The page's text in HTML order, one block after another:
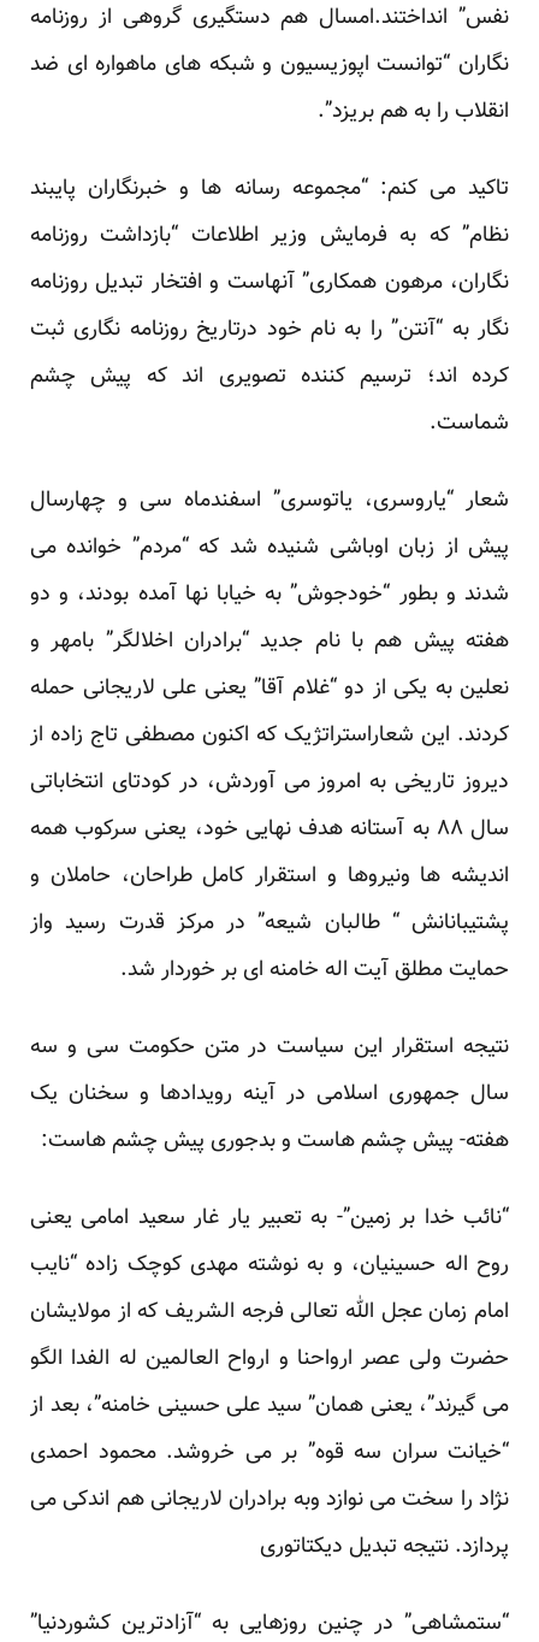
نفس” انداختند.امسال هم دستگیری گروهی از روزنامه
نگاران “توانست اپوزیسیون و شبکه های ماهواره ای ضد
انقلاب را به هم بریزد”.
تاکید می کنم: “مجموعه رسانه ها و خبرنگاران پایبند
نظام” که به فرمایش وزیر اطلاعات “بازداشت روزنامه
نگاران، مرهون همکاری” آنهاست و افتخار تبدیل روزنامه
نگار به “آنتن” را به نام خود درتاریخ روزنامه نگاری ثبت
کرده اند؛ ترسیم کننده تصویری اند که پیش چشم
شماست.
شعار “یاروسری، یاتوسری” اسفندماه سی و چهارسال
پیش از زبان اوباشی شنیده شد که “مردم” خوانده می
شدند و بطور “خودجوش” به خیابا نها آمده بودند، و دو
هفته پیش هم با نام جدید “برادران اخلالگر” بامهر و
نعلین به یکی از دو “غلام آقا” یعنی علی لاریجانی حمله
کردند. این شعاراستراتژیک که اکنون مصطفی تاج زاده از
دیروز تاریخی به امروز می آوردش، در کودتای انتخاباتی
سال ۸۸ به آستانه هدف نهایی خود، یعنی سرکوب همه
اندیشه ها ونیروها و استقرار کامل طراحان، حاملان و
پشتیبانانش “ طالبان شیعه” در مرکز قدرت رسید واز
حمایت مطلق آیت اله خامنه ای بر خوردار شد.
نتیجه استقرار این سیاست در متن حکومت سی و سه
سال جمهوری اسلامی در آینه رویدادها و سخنان یک
هفته- پیش چشم هاست و بدجوری پیش چشم هاست:
“نائب خدا بر زمین”- به تعبیر یار غار سعید امامی یعنی
روح اله حسینیان، و به نوشته مهدی کوچک زاده “نایب
امام زمان عجل الله تعالی فرجه الشریف که از مولایشان
حضرت ولی عصر ارواحنا و ارواح العالمین له الفدا الگو
می گیرند”، یعنی همان” سید علی حسینی خامنه”، بعد از
“خیانت سران سه قوه” بر می خروشد. محمود احمدی
نژاد را سخت می نوازد وبه برادران لاریجانی هم اندکی می
پردازد. نتیجه تبدیل دیکتاتوری
“ستمشاهی” در چنین روزهایی به “آزادترین کشوردنیا”